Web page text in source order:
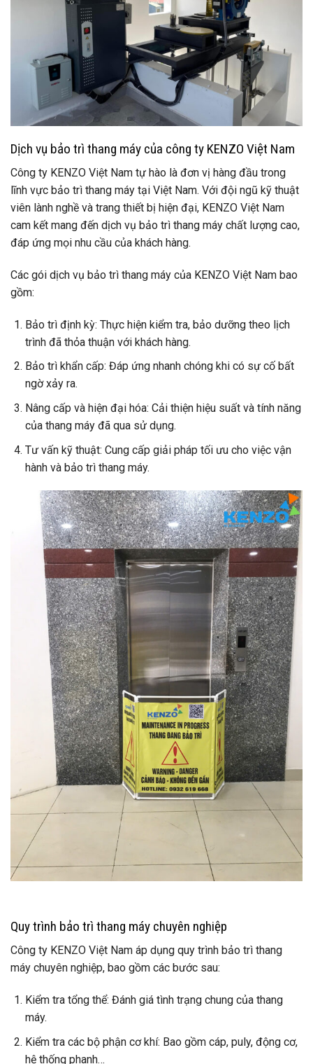
Dịch vụ bảo trì thang máy của công ty KENZO Việt Nam
Công ty KENZO Việt Nam tự hào là đơn vị hàng đầu trong
lĩnh vực bảo trì thang máy tại Việt Nam. Với đội ngũ kỹ thuật
viên lành nghề và trang thiết bị hiện đại, KENZO Việt Nam
cam kết mang đến dịch vụ bảo trì thang máy chất lượng cao,
đáp ứng mọi nhu cầu của khách hàng.
Các gói dịch vụ bảo trì thang máy của KENZO Việt Nam bao
gồm:
Bảo trì định kỳ: Thực hiện kiểm tra, bảo dưỡng theo lịch
trình đã thỏa thuận với khách hàng.
Bảo trì khẩn cấp: Đáp ứng nhanh chóng khi có sự cố bất
ngờ xảy ra.
Nâng cấp và hiện đại hóa: Cải thiện hiệu suất và tính năng
của thang máy đã qua sử dụng.
Tư vấn kỹ thuật: Cung cấp giải pháp tối ưu cho việc vận
hành và bảo trì thang máy.
Quy trình bảo trì thang máy chuyên nghiệp
Công ty KENZO Việt Nam áp dụng quy trình bảo trì thang
máy chuyên nghiệp, bao gồm các bước sau:
Kiểm tra tổng thể: Đánh giá tình trạng chung của thang
máy.
Kiểm tra các bộ phận cơ khí: Bao gồm cáp, puly, động cơ,
hệ thống phanh…